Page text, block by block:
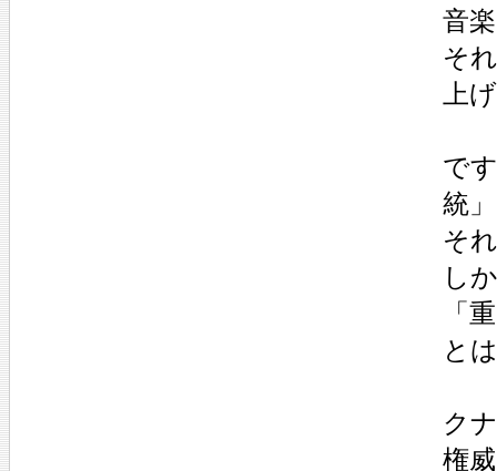
音
そ
上
で
統
そ
し
「
と
ク
権